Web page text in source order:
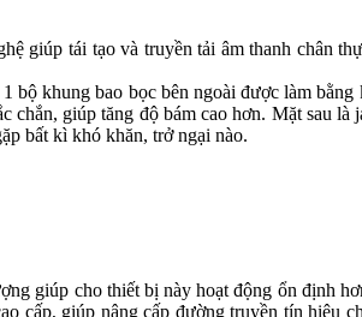
giúp tái tạo và truyền tải âm thanh chân
khung bao bọc bên ngoài được làm
giúp tăng độ bám cao hơn. Mặt sau
bất kì khó khăn, trở ngại nào.
giúp cho thiết bị này hoạt động ổn định
giúp nâng cấp đường truyền tín hiệu